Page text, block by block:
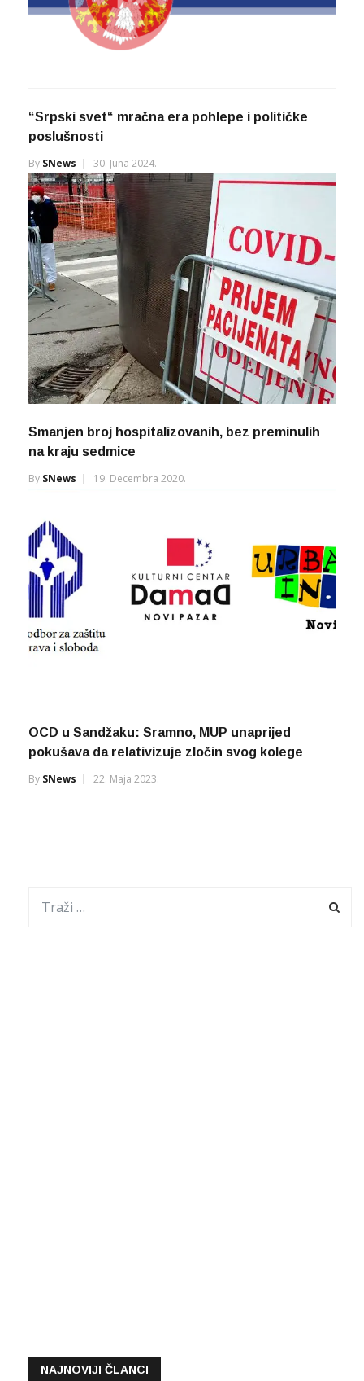
“Srpski svet“ mračna era pohlepe i političke
poslušnosti
By SNews 30. Juna 2024.
Smanjen broj hospitalizovanih, bez preminulih
na kraju sedmice
By SNews 19. Decembra 2020.
OCD u Sandžaku: Sramno, MUP unaprijed
pokušava da relativizuje zločin svog kolege
By SNews 22. Maja 2023.
NAJNOVIJI ČLANCI